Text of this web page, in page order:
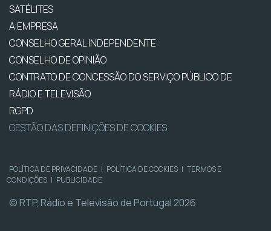
SATÉLITES
A EMPRESA
CONSELHO GERAL INDEPENDENTE
CONSELHO DE OPINIÃO
CONTRATO DE CONCESSÃO DO SERVIÇO PÚBLICO DE
RÁDIO E TELEVISÃO
RGPD
GESTÃO DAS DEFINIÇÕES DE COOKIES
POLÍTICA DE PRIVACIDADE | POLÍTICA DE COOKIES | TERMOS E
CONDIÇÕES | PUBLICIDADE
© RTP, Rádio e Televisão de Portugal 2026